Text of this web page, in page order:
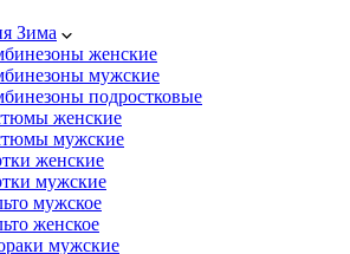
Зима
женские
мужские
подростковые
женские
мужские
женские
мужские
мужское
женское
мужские